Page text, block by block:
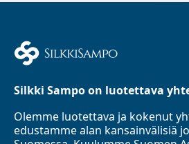
Silkki Sampo on luotettava
Olemme luotettava ja kokenut
edustamme alan kansainvälisiä